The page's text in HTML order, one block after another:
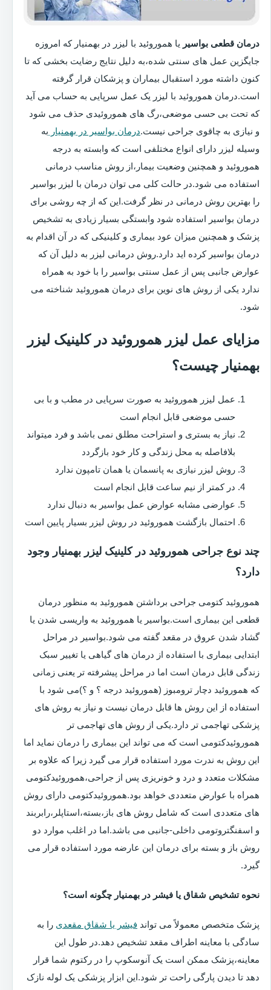
درمان قطعی بواسیر یا هموروئید با لیزر در بهمنیار که امروزه
جایگزین عمل های سنتی شده،به دلیل نتایج رضایت بخشی که تا
کنون داشته مورد استقبال بیماران و پزشکان قرار گرفته
است.درمان هموروئید با لیزر یک عمل سرپایی به حساب می آید
که تحت بی حسی موضعی،رگ های هموروئیدی حذف می شود
و نیازی به چاقوی جراحی نیست.درمان بواسیر در بهمنیار به
وسیله لیزر دارای انواع مختلفی است که وابسته به درجه
هموروئید و همچنین وضعیت بیمار،از روش مناسب درمانی
استفاده می شود.در حالت کلی می توان درمان با لیزر بواسیر
را بهترین روش درمانی در نظر گرفت.این که از چه روشی برای
درمان بواسیر استفاده شود وابستگی بسیار زیادی به تشخیص
پزشک و همچنین میزان عود بیماری و کلینیکی که در آن اقدام به
درمان بواسیر کرده اید دارد.روش درمانی لیزر به دلیل آن که
عوارض جانبی پس از عمل سنتی بواسیر را با خود به همراه
ندارد یکی از روش های نوین برای درمان هموروئید شناخته می
شود.
مزایای عمل لیزر هموروئید در کلینیک لیزر
بهمنیار چیست؟
عمل لیزر هموروئید به صورت سرپایی در مطب و با بی
حسی موضعی قابل انجام است
نیاز به بستری و استراحت مطلق نمی باشد و فرد میتواند
بلافاصله به محل زندگی و کار خود بازگردد
روش لیزر نیازی به پانسمان یا همان تامپون ندارد
در کمتر از نیم ساعت قابل انجام است
عوارضی مشابه عوارض عمل بواسیر به دنبال ندارد
احتمال بازگشت هموروئید در روش لیزر بسیار پایین است
چند نوع جراحی هموروئید در کلینیک لیزر بهمنیار وجود
دارد؟
هموروئید کتومی جراحی برداشتن هموروئید به منظور درمان
قطعی این بیماری است.بواسیر یا هموروئید به واریسی شدن یا
گشاد شدن عروق در مقعد گفته می شود.بواسیر در مراحل
ابتدایی بیماری با استفاده از درمان های گیاهی یا تغییر سبک
زندگی قابل درمان است اما در مراحل پیشرفته تر یعنی زمانی
که هموروئید دچار ترومبوز (هموروئید درجه ؟ و ؟)می شود با
استفاده از این روش ها قابل درمان نیست و نیاز به روش های
پزشکی تهاجمی تر دارد.یکی از روش های تهاجمی تر
هموروئیدکتومی است که می تواند این بیماری را درمان نماید اما
این روش به ندرت مورد استفاده قرار می گیرد زیرا که علاوه بر
مشکلات متعدد و درد و خونریزی پس از جراحی،هموروئیدکتومی
همراه با عوارض متعددی خواهد بود.هموروئیدکتومی دارای روش
های متعددی است که شامل روش های باز،بسته،استاپلر،رابربند
و اسفنگتروتومی داخلی-جانبی می باشد.اما در اغلب موارد دو
روش باز و بسته برای درمان این عارضه مورد استفاده قرار می
گیرد.
نحوه تشخیص شقاق یا فیشر در بهمنیار چگونه است؟
پزشک متخصص معمولاً می تواند فیشر یا شقاق مقعدی را به
سادگی با معاینه اطراف مقعد تشخیص دهد.در طول این
معاینه،پزشک ممکن است یک آنوسکوپ را در رکتوم شما قرار
دهد تا دیدن پارگی راحت تر شود.این ابزار پزشکی یک لوله نازک